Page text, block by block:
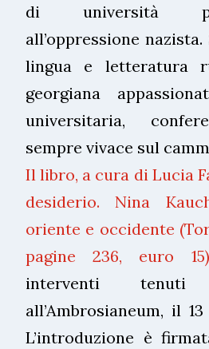
di università
all’oppressione
lingua e letteratura
georgiana
universitaria,
sempre vivace sul
Il libro, a cura di Lucia
desiderio. Nina
oriente e occidente
pagine 236, euro 15)
interventi
all’Ambrosianeum, il
L’introduzione è